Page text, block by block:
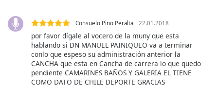
cancel
and
close
Consuelo Pino Peralta 22.01.2018
por favor dígale al vocero de la muny que esta
hablando si DN MANUEL PAINIQUEO va a terminar
conlo que espeso su administración anterior la
CANCHA que esta en Cancha de carrera lo que quedo
pendiente CAMARINES BAÑOS Y GALERIA EL TIENE
COMO DATO DE CHILE DEPORTE GRACIAS